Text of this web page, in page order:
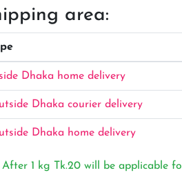
area:
Dhaka home delivery
Dhaka courier delivery
Dhaka home delivery
After 1 kg Tk.20 will be applicable